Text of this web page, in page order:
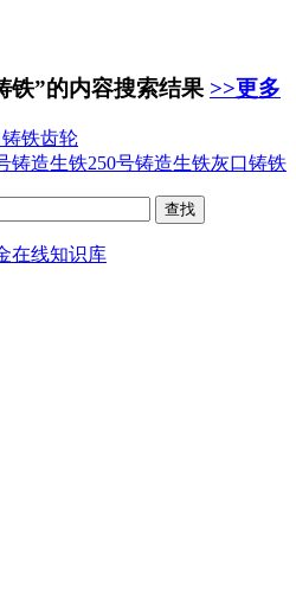
铁”的内容搜索结果 >>更多
铁齿轮
铸造生铁250号铸造生铁灰口铸铁
在线知识库